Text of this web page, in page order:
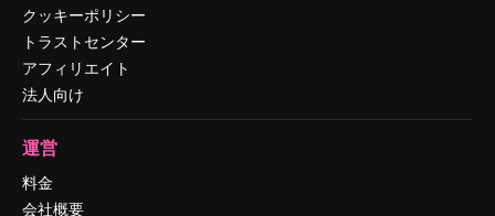
クッキーポリシー
トラストセンター
アフィリエイト
法人向け
運営
料金
会社概要